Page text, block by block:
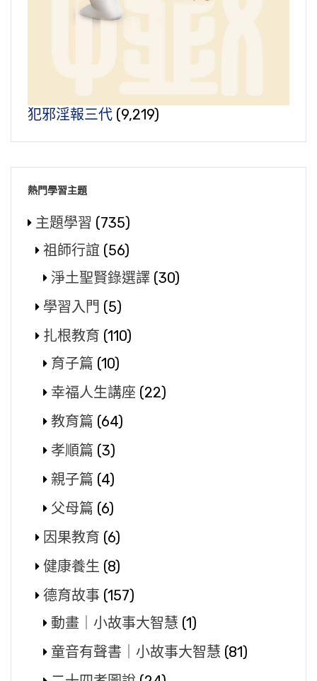
犯邪淫報三代 (9,219)
熱門學習主題
主題學習 (735)
祖師行誼 (56)
淨土聖賢錄選譯 (30)
學習入門 (5)
扎根教育 (110)
育子篇 (10)
幸福人生講座 (22)
教育篇 (64)
孝順篇 (3)
親子篇 (4)
父母篇 (6)
因果教育 (6)
健康養生 (8)
德育故事 (157)
動畫｜小故事大智慧 (1)
童音有聲書｜小故事大智慧 (81)